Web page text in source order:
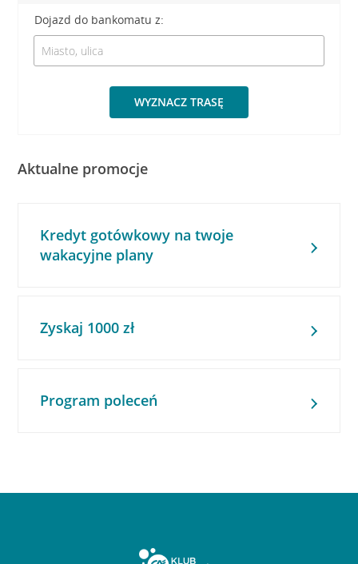
Dojazd do bankomatu z:
WYZNACZ TRASĘ
Aktualne promocje
Kredyt gotówkowy na twoje
wakacyjne plany
Zyskaj 1000 zł
Program poleceń